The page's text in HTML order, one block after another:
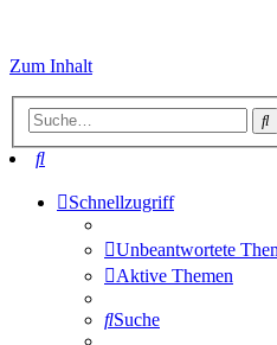
Zum Inhalt
Suche
Schnellzugriff
Unbeantwortete
Aktive Themen
Suche